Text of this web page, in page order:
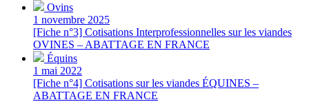
Ovins
1 novembre 2025
[Fiche n°3] Cotisations Interprofessionnelles sur les viandes
OVINES – ABATTAGE EN FRANCE
Équins
1 mai 2022
[Fiche n°4] Cotisations sur les viandes ÉQUINES –
ABATTAGE EN FRANCE